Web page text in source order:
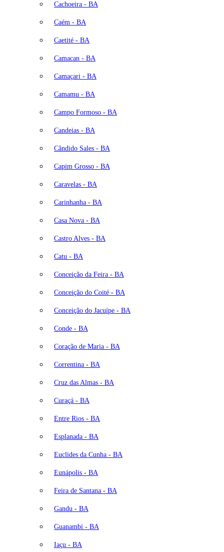
Cachoeira - BA
Caém - BA
Caetité - BA
Camacan - BA
Camaçari - BA
Camamu - BA
Campo Formoso - BA
Candeias - BA
Cândido Sales - BA
Capim Grosso - BA
Caravelas - BA
Carinhanha - BA
Casa Nova - BA
Castro Alves - BA
Catu - BA
Conceição da Feira - BA
Conceição do Coité - BA
Conceição do Jacuípe - BA
Conde - BA
Coração de Maria - BA
Correntina - BA
Cruz das Almas - BA
Curaçá - BA
Entre Rios - BA
Esplanada - BA
Euclides da Cunha - BA
Eunápolis - BA
Feira de Santana - BA
Gandu - BA
Guanambi - BA
Iaçu - BA